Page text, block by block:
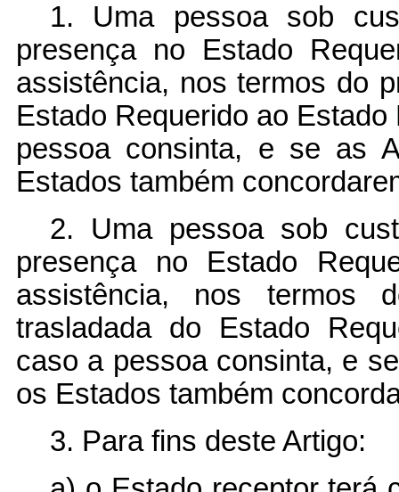
1. Uma pessoa sob
presença no Estado
assistência, nos termos do
Estado Requerido ao
pessoa consinta, e se as
Estados também
2. Uma pessoa sob
presença no Estado
assistência, nos termos
trasladada do Estado
caso a pessoa consinta, e
os Estados também
3. Para fins deste Artigo: